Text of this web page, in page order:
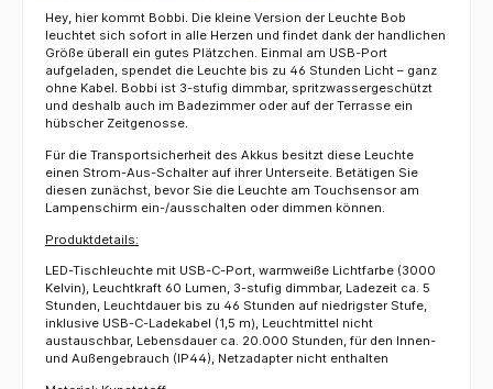
Hey, hier kommt Bobbi. Die kleine Version der Leuchte Bob
leuchtet sich sofort in alle Herzen und findet dank der handlichen
Größe überall ein gutes Plätzchen. Einmal am USB-Port
aufgeladen, spendet die Leuchte bis zu 46 Stunden Licht – ganz
ohne Kabel. Bobbi ist 3-stufig dimmbar, spritzwassergeschützt
und deshalb auch im Badezimmer oder auf der Terrasse ein
hübscher Zeitgenosse.
Für die Transportsicherheit des Akkus besitzt diese Leuchte
einen Strom-Aus-Schalter auf ihrer Unterseite. Betätigen Sie
diesen zunächst, bevor Sie die Leuchte am Touchsensor am
Lampenschirm ein-/ausschalten oder dimmen können.
Produktdetails:
LED-Tischleuchte mit USB-C-Port, warmweiße Lichtfarbe (3000
Kelvin), Leuchtkraft 60 Lumen, 3-stufig dimmbar, Ladezeit ca. 5
Stunden, Leuchtdauer bis zu 46 Stunden auf niedrigster Stufe,
inklusive USB-C-Ladekabel (1,5 m), Leuchtmittel nicht
austauschbar, Lebensdauer ca. 20.000 Stunden, für den Innen-
und Außengebrauch (IP44), Netzadapter nicht enthalten